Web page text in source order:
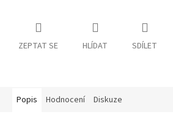
ZEPTAT SE HLÍDAT SDÍLET
Popis Hodnocení Diskuze